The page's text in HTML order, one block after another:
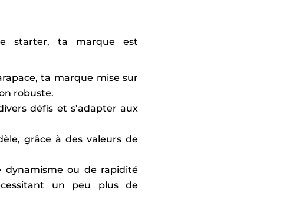
starter, ta marque est
ta marque mise sur
robuste.
défis et s’adapter aux
grâce à des valeurs de
ou de rapidité
un peu plus de